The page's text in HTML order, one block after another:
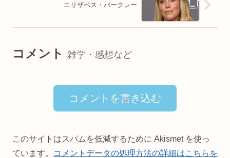
エリザベス・バークレー
コメント 雑学・感想など
コメントを書き込む
このサイトはスパムを低減するために Akismet を使っ
ています。
コメントデータの処理方法の詳細はこちらを